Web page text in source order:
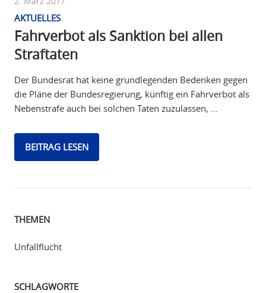
AKTUELLES
Fahrverbot als Sanktion bei allen
Straftaten
Der Bundesrat hat keine grundlegenden Bedenken gegen
die Pläne der Bundesregierung, künftig ein Fahrverbot als
Nebenstrafe auch bei solchen Taten zuzulassen, …
BEITRAG LESEN
THEMEN
Unfallflucht
SCHLAGWORTE